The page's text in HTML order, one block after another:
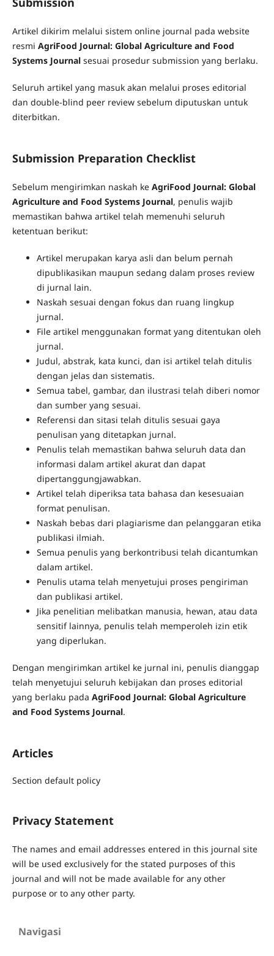
Artikel dikirim melalui sistem online journal pada website
resmi AgriFood Journal: Global Agriculture and Food
Systems Journalsesuai prosedur submission yang berlaku.
Seluruh artikel yang masuk akan melalui proses editorial
dan double-blind peer review sebelum diputuskan untuk
diterbitkan.
Submission Preparation Checklist
Sebelum mengirimkan naskah ke AgriFood Journal: Global
Agriculture and Food Systems Journal, penulis wajib
memastikan bahwa artikel telah memenuhi seluruh
ketentuan berikut:
Artikel merupakan karya asli dan belum pernah
dipublikasikan maupun sedang dalam proses review
di jurnal lain.
Naskah sesuai dengan fokus dan ruang lingkup
jurnal.
File artikel menggunakan format yang ditentukan oleh
jurnal.
Judul, abstrak, kata kunci, dan isi artikel telah ditulis
dengan jelas dan sistematis.
Semua tabel, gambar, dan ilustrasi telah diberi nomor
dan sumber yang sesuai.
Referensi dan sitasi telah ditulis sesuai gaya
penulisan yang ditetapkan jurnal.
Penulis telah memastikan bahwa seluruh data dan
informasi dalam artikel akurat dan dapat
dipertanggungjawabkan.
Artikel telah diperiksa tata bahasa dan kesesuaian
format penulisan.
Naskah bebas dari plagiarisme dan pelanggaran etika
publikasi ilmiah.
Semua penulis yang berkontribusi telah dicantumkan
dalam artikel.
Penulis utama telah menyetujui proses pengiriman
dan publikasi artikel.
Jika penelitian melibatkan manusia, hewan, atau data
sensitif lainnya, penulis telah memperoleh izin etik
yang diperlukan.
Dengan mengirimkan artikel ke jurnal ini, penulis dianggap
telah menyetujui seluruh kebijakan dan proses editorial
yang berlaku pada AgriFood Journal: Global Agriculture
and Food Systems Journal.
Articles
Section default policy
Privacy Statement
The names and email addresses entered in this journal site
will be used exclusively for the stated purposes of this
journal and will not be made available for any other
purpose or to any other party.
Navigasi